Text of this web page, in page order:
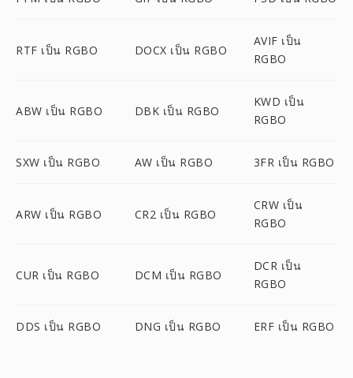
RTF เป็น RGBO DOCX เป็น RGBO
AVIF เป็น
RGBO
ABW เป็น RGBO DBK เป็น RGBO
KWD เป็น
RGBO
SXW เป็น RGBO AW เป็น RGBO 3FR เป็น RGBO
ARW เป็น RGBO CR2 เป็น RGBO
CRW เป็น
RGBO
CUR เป็น RGBO DCM เป็น RGBO
DCR เป็น
RGBO
DDS เป็น RGBO DNG เป็น RGBO ERF เป็น RGBO